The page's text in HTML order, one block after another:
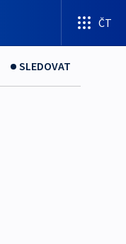
ČT
SLEDOVAT